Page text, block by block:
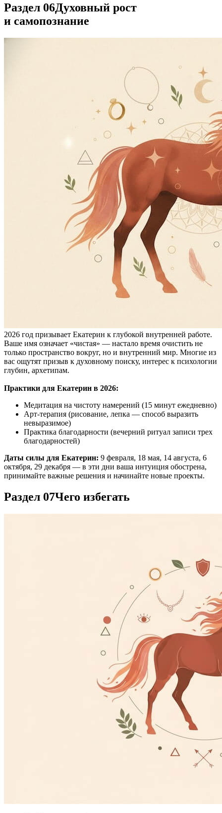
Раздел 06Духовный рост
и самопознание
2026 год призывает Екатерин к глубокой внутренней работе.
Ваше имя означает «чистая» — настало время очистить не
только пространство вокруг, но и внутренний мир. Многие из
вас ощутят призыв к духовному поиску, интерес к психологии
глубин, архетипам.
Практики для Екатерин в 2026:
Медитация на чистоту намерений (15 минут ежедневно)
Арт-терапия (рисование, лепка — способ выразить
невыразимое)
Практика благодарности (вечерний ритуал записи трех
благодарностей)
Даты силы для Екатерин: 9 февраля, 18 мая, 14 августа, 6
октября, 29 декабря — в эти дни ваша интуиция обострена,
принимайте важные решения и начинайте новые проекты.
Раздел 07Чего избегать